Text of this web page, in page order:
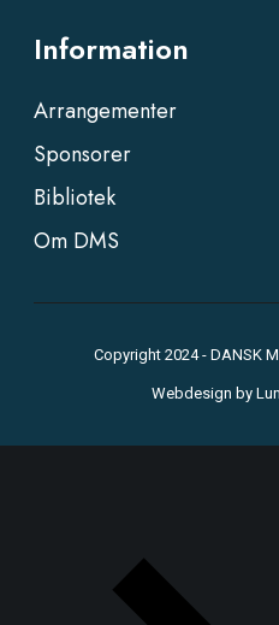
Information
Arrangementer
Sponsorer
Bibliotek
Om DMS
Copyright 2024 - DANSK
Webdesign by